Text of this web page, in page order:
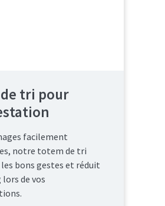
tri pour
facilement
notre totem de tri
bons gestes et réduit
de vos